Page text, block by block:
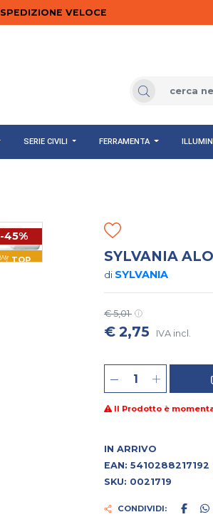
SPEDIZIONE VELOCE
SERIE CIVILI FERRAMENTA
-45%
TOP SYLVANIA
di SYLVANIA
€ 5,01
€ 2,75 IVA incl.
Il Prodotto è
IN ARRIVO
EAN: 5410288217192
SKU: 0021719
CONDIVIDI: